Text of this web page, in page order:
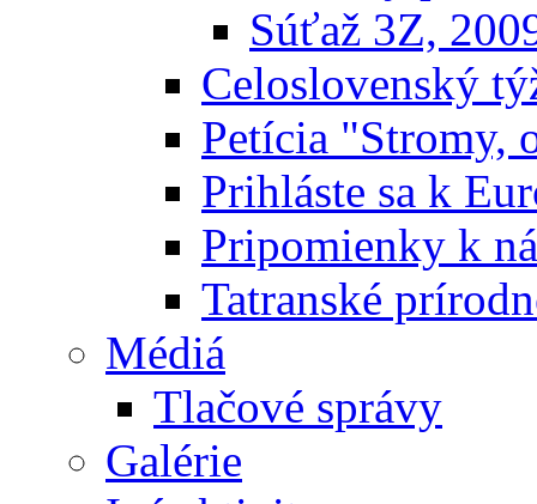
Súťaž 3Z,
Celoslovenský
Petícia "Stromy,
Prihláste sa k
Pripomienky k
Tatranské
Médiá
Tlačové správy
Galérie